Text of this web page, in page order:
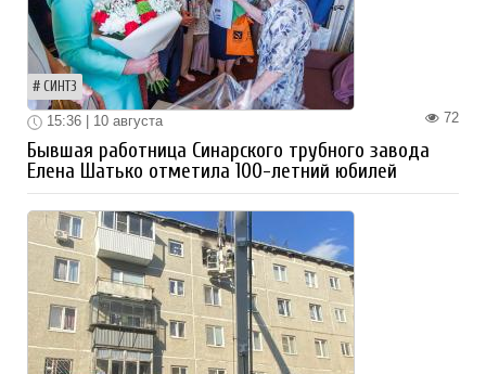
СИНТЗ
72
15:36 | 10 августа
Бывшая работница Синарского трубного завода
Елена Шатько отметила 100-летний юбилей